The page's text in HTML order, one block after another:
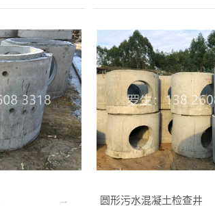
圆形污水混凝土检查井